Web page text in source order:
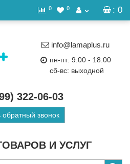
: 0
0 0
И УСЛУГ
info@lamaplus.ru
пн-пт: 9:00 - 18:00
сб-вс: выходной
322-06-03
обратный звонок